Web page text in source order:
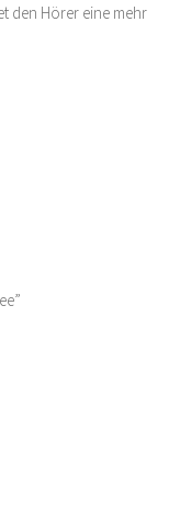
den Hörer eine mehr